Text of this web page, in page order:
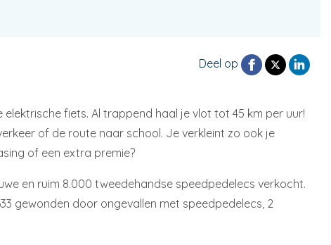
Deel op
fiets. Al trappend haal je vlot tot 45 km per uur!
of de route naar school. Je verkleint zo ook je
of een extra premie?
en ruim 8.000 tweedehandse speedpedelecs verkocht.
gewonden door ongevallen met speedpedelecs, 2